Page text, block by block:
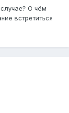
О чём
встретиться